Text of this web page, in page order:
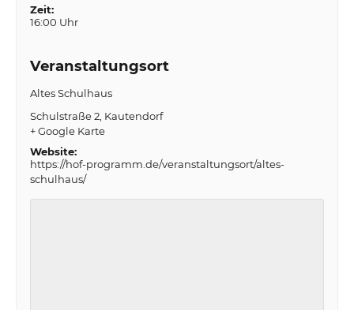
Zeit:
16:00 Uhr
Veranstaltungsort
Altes Schulhaus
Schulstraße 2 Kautendorf
+ Google Karte
Website:
https://hof-programm.de/veranstaltungsort/altes-
schulhaus/